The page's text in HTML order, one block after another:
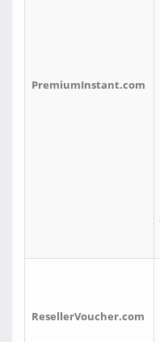
PremiumInstant.com
ResellerVoucher.com